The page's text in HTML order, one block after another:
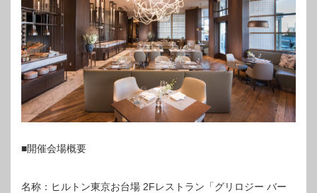
■開催会場概要
名称：ヒルトン東京お台場 2Fレストラン「グリロジー バー